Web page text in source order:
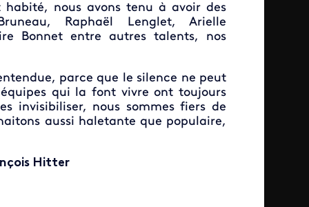
nous avons tenu à avoir des
Raphaël Lenglet, Arielle
Bonnet entre autres talents, nos
parce que le silence ne peut
qui la font vivre ont toujours
invisibiliser, nous sommes fiers de
aussi haletante que populaire,
Hitter